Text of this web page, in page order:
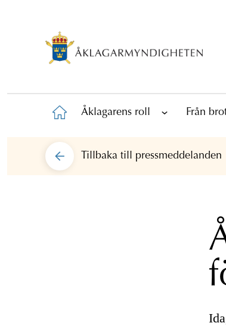
Åklagarens roll Från
Tillbaka till pressmeddelanden